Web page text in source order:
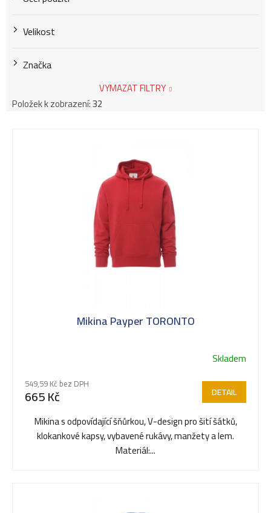
Velikost
Značka
VYMAZAT FILTRY
Položek k zobrazení:32
Mikina Payper TORONTO
Skladem
549,59 Kč bez DPH
665 Kč DETAIL
Mikina s odpovídající šňůrkou, V-design pro šití šátků,
klokankové kapsy, vybavené rukávy, manžety a lem.
Materiál:...